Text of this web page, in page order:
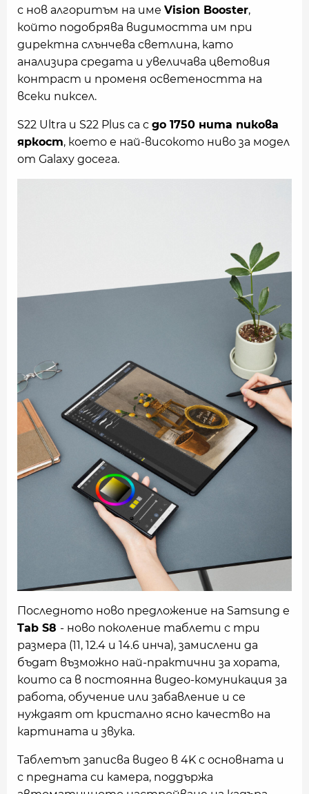
с нов алгоритъм на име Vision Booster,
който подобрява видимостта им при
директна слънчева светлина, като
анализира средата и увеличава цветовия
контраст и променя осветеността на
всеки пиксел.
S22 Ultra и S22 Plus са с до 1750 нита пикова
яркост, което е най-високото ниво за модел
от Galaxy досега.
Последното ново предложение на Samsung е
Tab S8 - ново поколение таблети с три
размера (11, 12.4 и 14.6 инча), замислени да
бъдат възможно най-практични за хората,
които са в постоянна видео-комуникация за
работа, обучение или забавление и се
нуждаят от кристално ясно качество на
картината и звука.
Таблетът записва видео в 4K с основната и
с предната си камера, поддържа